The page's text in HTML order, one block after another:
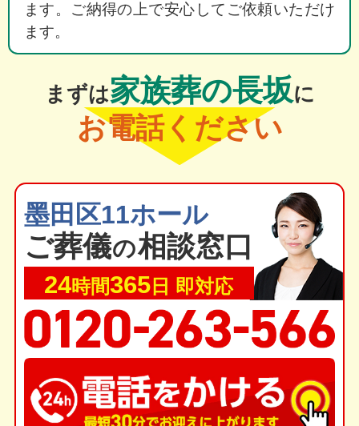
ます。ご納得の上で安心してご依頼いただけ
ます。
まずは家族葬の長坂に
お電話ください
墨田区11ホール
ご葬儀の相談窓口
24時間365 日 即対応